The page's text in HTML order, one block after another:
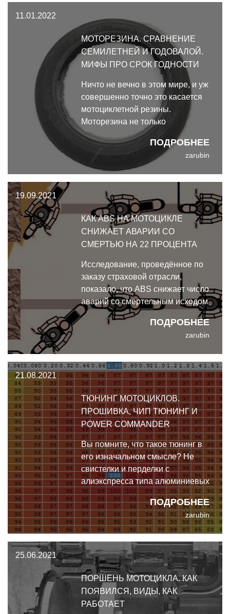
Bike.
11.01.2022
МОТОРЕЗИНА. СРАВНЕНИЕ
СЕМИЛЕТНЕЙ И ГОДОВАЛОЙ.
МИФЫ ПРО СРОК ГОДНОСТИ
ПОДРОБНЕЕ
Ничто не вечно в этом мире, и уж
совершенно точно это касается
мотоциклетной резины.
Моторезина не только
изнашивается от езды, резких
ускорений и торможений,
горячего асфальта и бёрнаутов,
но и имеет свой максимальный
срок годности.
zarubin
19.09.2021
КАК ABS НА МОТОЦИКЛЕ
СНИЖАЕТ АВАРИИ СО
СМЕРТЬЮ НА 22 ПРОЦЕНТА
ПОДРОБНЕЕ
Исследование, проведённое по
заказу страховой отрасли,
показало, что ABS снижает число
аварий со смертельным исходом
на 22 процента.
zarubin
21.08.2021
ТЮНИНГ МОТОЦИКЛОВ.
ПРОШИВКА, ЧИП ТЮНИНГ И
POWER COMMANDER
ПОДРОБНЕЕ
Вы помните, что такое тюнинг в
его изначальном смысле? Не
свистелки и перделки с
алиэкспресса типа алюминиевых
грузиков руля и угловатых
фрезерованных рычагов, а
тщательный подбор компонентов
для максимально эффективной
работы
zarubin
25.06.2021
ПОРШЕНЬ МОТОЦИКЛА. КАК
ПОЯВИЛСЯ, ВИДЫ, КАК
РАБОТАЕТ